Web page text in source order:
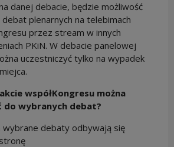
danej debacie, będzie możliwość
debat plenarnych na telebimach
przez stream w innych
PKiN. W debacie panelowej
uczestniczyć tylko na wypadek
współKongresu można
do wybranych debat?
wybrane debaty odbywają się